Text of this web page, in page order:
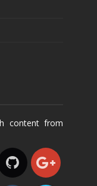
content from